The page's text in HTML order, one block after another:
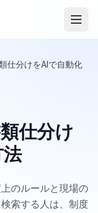
仕分けをAIで自動化
仕分け
のルールと現場の
索する人は、制度